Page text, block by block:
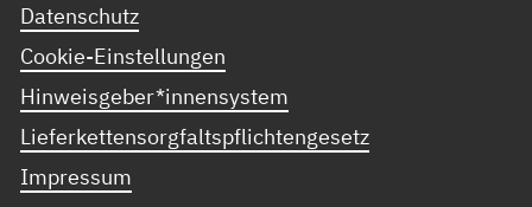
Datenschutz
Cookie-Einstellungen
Hinweisgeber*innensystem
Lieferkettensorgfaltspflichtengesetz
Impressum